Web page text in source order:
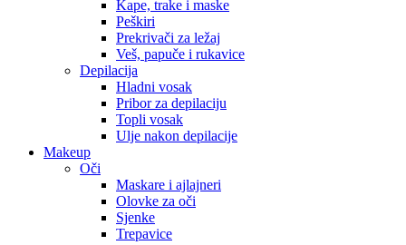
Kape, trake i maske
Peškiri
Prekrivači za ležaj
Veš, papuče i rukavice
Depilacija
Hladni vosak
Pribor za depilaciju
Topli vosak
Ulje nakon depilacije
Makeup
Oči
Maskare i ajlajneri
Olovke za oči
Sjenke
Trepavice